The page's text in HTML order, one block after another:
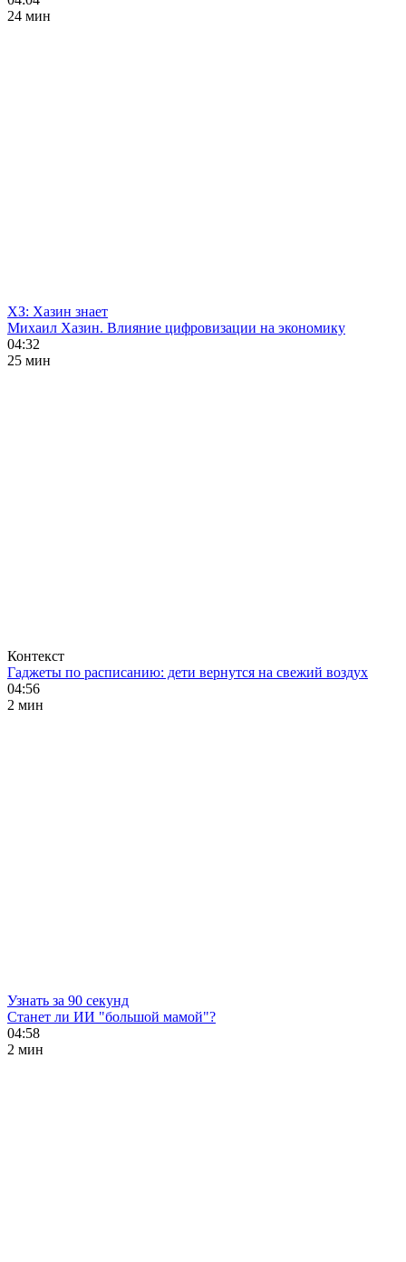
24 мин
ХЗ: Хазин знает
Михаил Хазин. Влияние цифровизации на экономику
04:32
25 мин
Контекст
Гаджеты по расписанию: дети вернутся на свежий воздух
04:56
2 мин
Узнать за 90 секунд
Станет ли ИИ "большой мамой"?
04:58
2 мин